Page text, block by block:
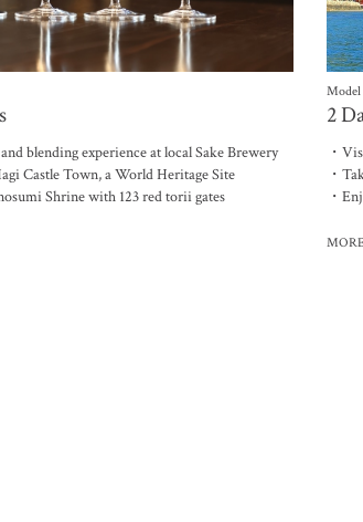
blending experience at local Sake Brewery
Castle Town, a World Heritage Site
Shrine with 123 red torii gates
Model
2
・
・
・